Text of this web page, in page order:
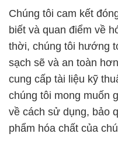
Chúng tôi cam kết
biết và quan điểm về
thời, chúng tôi hướng
sạch sẽ và an toàn
cung cấp tài liệu kỹ
chúng tôi mong muốn
về cách sử dụng, bảo
phẩm hóa chất của